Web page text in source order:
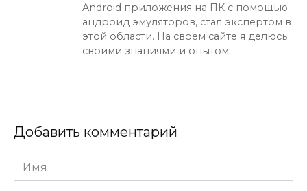
Android приложения на ПК с помощью
андроид эмуляторов, стал экспертом в
этой области. На своем сайте я делюсь
своими знаниями и опытом.
Добавить комментарий
Имя